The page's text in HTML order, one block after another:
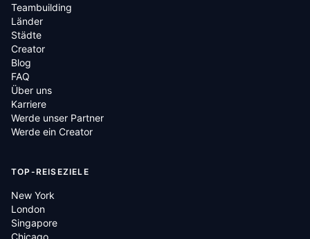
Teambuilding
Länder
Städte
Creator
Blog
FAQ
Über uns
Karriere
Werde unser Partner
Werde ein Creator
TOP-REISEZIELE
New York
London
Singapore
Chicago